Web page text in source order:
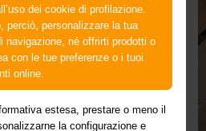
dei cookie di profilazione.
perciò, personalizzare la tua
navigazione, né offrirti prodotti o
con le tue preferenze o i tuoi
online.
estesa, prestare o meno il
la configurazione e
– i Partner
che offre agli studenti la
per approfondire i dettagli